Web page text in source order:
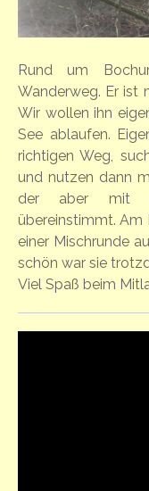
Rund um
Wanderweg. Er ist
Wir wollen ihn
See ablaufen.
richtigen Weg,
und nutzen dann
der aber mit
übereinstimmt. Am
einer Mischrunde
schön war sie
Viel Spaß beim